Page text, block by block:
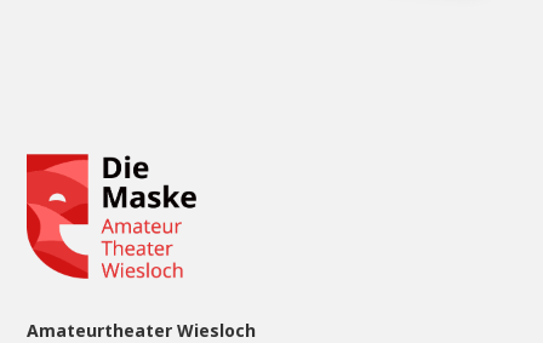
Amateurtheater Wiesloch